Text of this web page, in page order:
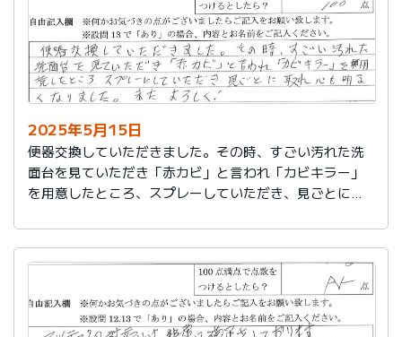
2025年5月15日
便器交換していただきました。その時、すごい汚れた洗
面台を見ていただき「赤カビ」と言われ「カビキラー」
を用意したところ、スプレーしていただき、見ごとに取